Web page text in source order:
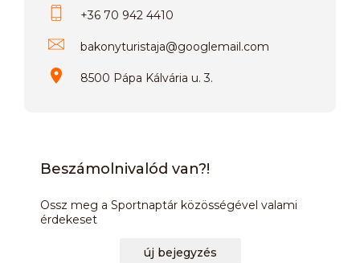
+36 70 942 4410
bakonyturistaja@googlemail.com
8500 Pápa Kálvária u. 3.
Beszámolnivalód van?!
Ossz meg a Sportnaptár közösségével valami
érdekeset
új bejegyzés